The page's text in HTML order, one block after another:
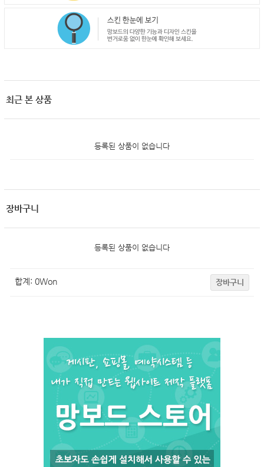
최근 본 상품
등록된 상품이 없습니다
장바구니
등록된 상품이 없습니다
합계: 0Won 장바구니